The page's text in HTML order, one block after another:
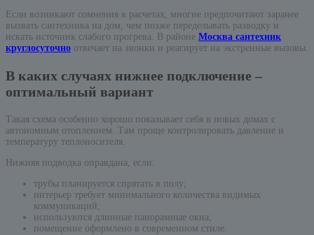
Если возникают сомнения в расчетах, многие предпочитают заранее
вызвать сантехника на дом, чем позже переделывать разводку и
искать источник слабого прогрева. В районе Москва сантехник
круглосуточно отвечает на звонки и реагирует на экстренные вызовы.
В каких случаях нижнее подключение –
оптимальный вариант
Такая схема особенно хорошо показывает себя в новых домах с
автономным отоплением. Там проще контролировать давление и
температуру теплоносителя.
Нижняя подводка оправдана, если:
трубы планируется спрятать в полу;
интерьер требует минимального количества видимых
коммуникаций;
используются длинные панорамные окна;
помещение оформлено в современном стиле.